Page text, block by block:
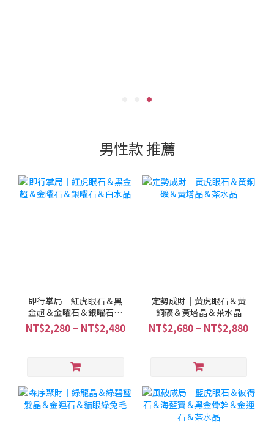
｜男性款 推薦｜
即行掌局｜紅虎眼石＆黑
金超＆金曜石＆銀曜石＆
白水晶
NT$2,280 ~ NT$2,480
定勢成財｜黃虎眼石＆黃
銅礦＆黃塔晶＆茶水晶
NT$2,680 ~ NT$2,880